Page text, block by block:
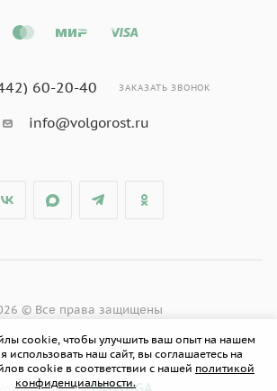
60-20-40 ЗАКАЗАТЬ ЗВОНОК
info@volgorost.ru
© Все права защищены
Разработано в
cookie, чтобы улучшить ваш опыт на нашем
использовать наш сайт, вы соглашаетесь на
cookie в соответствии с нашей политикой
конфиденциальности.